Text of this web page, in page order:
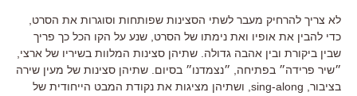
לא צריך להרחיק מעבר לשתי הסצינות שפותחות וסוגרות את הסרט,
כדי להבין את אופיו ואת נימתו של הסרט, שנע על הקו הכל כך פריך
שבין ביקורת ובין אהבה גדולה. שתיהן סצינות המלוות בשיריו של ארצי,
״שיר פרידה״ בפתיחה, ״נצמדנו״ בסיום. שתיהן סצינות של מעין שירה
בציבור, sing-along, ושתיהן מציגות את נקודת המבט הייחודית של